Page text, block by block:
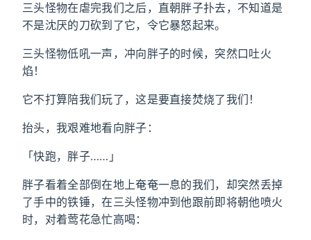
三头怪物在虐完我们之后，直朝胖子扑去，不知道是
不是沈厌的刀砍到了它，令它暴怒起来。
三头怪物低吼一声，冲向胖子的时候，突然口吐火
焰！
它不打算陪我们玩了，这是要直接焚烧了我们！
抬头，我艰难地看向胖子：
「快跑，胖子……」
胖子看着全部倒在地上奄奄一息的我们，却突然丢掉
了手中的铁锤，在三头怪物冲到他跟前即将朝他喷火
时，对着莺花急忙高喝：